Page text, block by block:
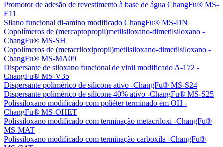
Promotor de adesão de revestimento à base de água ChangFu® MS-
E11
Silano funcional di-amino modificado ChangFu® MS-DN
Copolímeros de (mercaptopropil)metilsiloxano-dimetilsiloxano -
ChangFu® MS-SH
Copolímeros de (metacriloxipropil)metilsiloxano-dimetilsiloxano -
ChangFu® MS-MA09
Dispersante de siloxano funcional de vinil modificado A-172 -
ChangFu® MS-V35
Dispersante polimérico de silicone ativo -ChangFu® MS-S24
Dispersante polimérico de silicone 40% ativo -ChangFu® MS-S25
Polissiloxano modificado com poliéter terminado em OH -
ChangFu® MS-OHET
Polissiloxano modificado com terminação metacriloxi -ChangFu®
MS-MAT
Polissiloxano modificado com terminação carboxila -ChangFu®